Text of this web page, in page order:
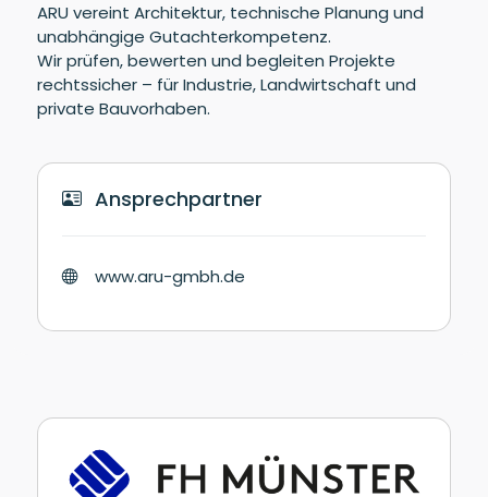
ARU vereint Architektur, technische Planung und
unabhängige Gutachterkompetenz.
Wir prüfen, bewerten und begleiten Projekte
rechtssicher – für Industrie, Landwirtschaft und
private Bauvorhaben.
Ansprechpartner
www.aru-gmbh.de